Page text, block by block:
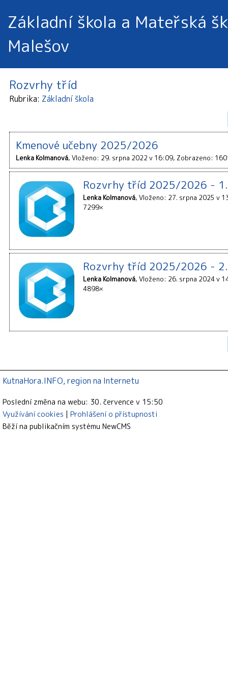
Základní škola a Mateřská
Malešov
Rozvrhy tříd
Rubrika Základní škola
Kmenové učebny 2025/2026
Lenka Kolmanová Vloženo: 29. srpna 2022 v 16:09 Zobrazeno:
Rozvrhy tříd 2025/2026 -
Lenka Kolmanová Vloženo: 27. srpna 2025 v
7299×
Rozvrhy tříd 2025/2026 -
Lenka Kolmanová Vloženo: 26. srpna 2024 v
4898×
KutnaHora.INFO, region na Internetu
Poslední změna na webu: 30. července v 15:50
Využívání cookies
Prohlášení o přístupnosti
Běží na publikačním systému NewCMS